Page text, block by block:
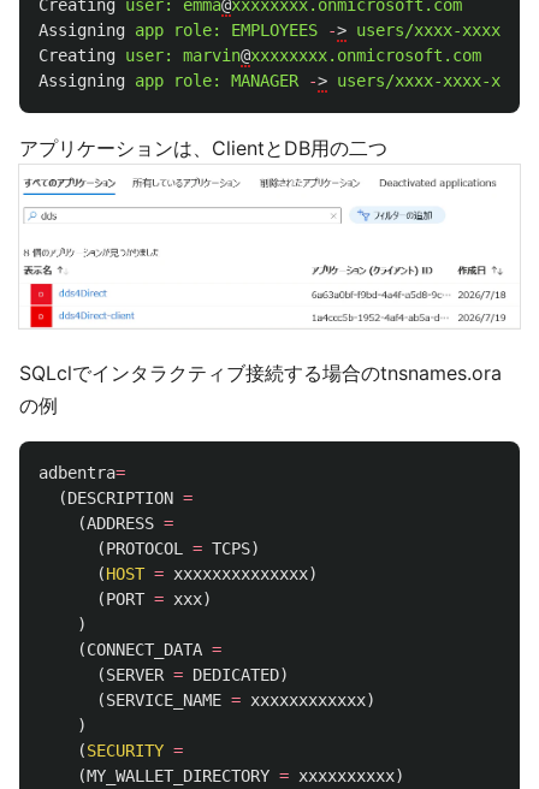
Creating user: emma@xxxxxxxx.onmicrosoft.com
Assigning app role: EMPLOYEES -> users/xxxx-xxxx-
Creating user: marvin@xxxxxxxx.onmicrosoft.com
Assigning app role: MANAGER -> users/xxxx-xxxx-
アプリケーションは、ClientとDB用の二つ
SQLclでインタラクティブ接続する場合のtnsnames.ora
の例
adbentra=
(DESCRIPTION =
(ADDRESS =
(PROTOCOL = TCPS)
(HOST = xxxxxxxxxxxxxx)
(PORT = xxx)
)
(CONNECT_DATA =
(SERVER = DEDICATED)
(SERVICE_NAME = xxxxxxxxxxxx)
)
(SECURITY =
(MY_WALLET_DIRECTORY = xxxxxxxxxx)